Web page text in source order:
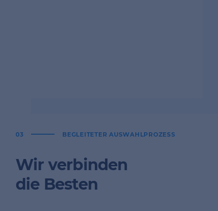
03 BEGLEITETER AUSWAHLPROZESS
Wir verbinden
die Besten